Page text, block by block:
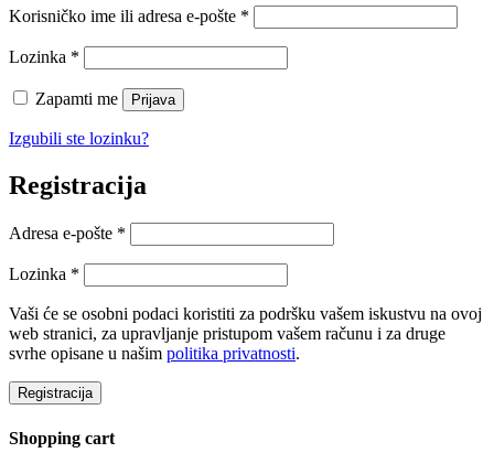
Korisničko ime ili adresa e-pošte *
Lozinka *
Zapamti me Prijava
Izgubili ste lozinku?
Registracija
Adresa e-pošte *
Lozinka *
Vaši će se osobni podaci koristiti za podršku vašem iskustvu na ovoj
web stranici, za upravljanje pristupom vašem računu i za druge
svrhe opisane u našim politika privatnosti.
Registracija
Shopping cart